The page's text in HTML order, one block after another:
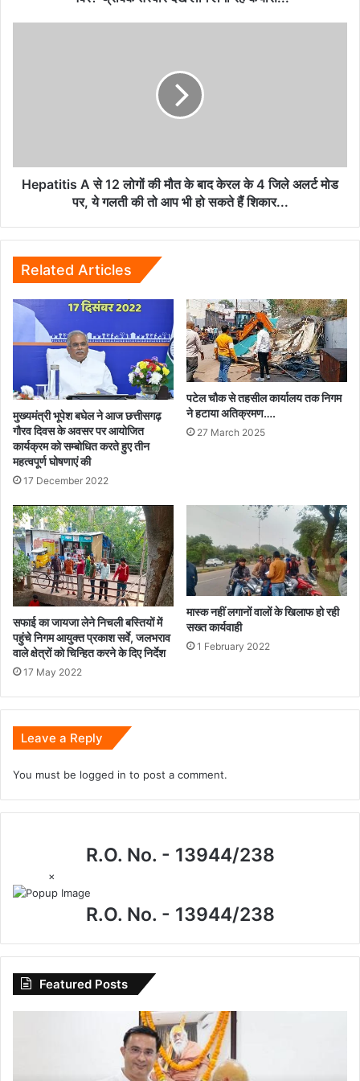
बाद
केरल
मोड
पर,
ये
गलती
भी
हो
सकते
हैं
शिकार...
Hepatitis A से 12 लोगों की मौत के बाद केरल के 4 जिले अलर्ट मोड
पर, ये गलती की तो आप भी हो सकते हैं शिकार...
Related Articles
मुख्यमंत्री भूपेश बघेल ने आज छत्तीसगढ़
गौरव दिवस के अवसर पर आयोजित
कार्यक्रम को सम्बोधित करते हुए तीन
महत्वपूर्ण घोषणाएं की
17 December 2022
पटेल चौक से तहसील कार्यालय तक निगम
ने हटाया अतिक्रमण….
27 March 2025
सफाई का जायजा लेने निचली बस्तियों में
पहुंचे निगम आयुक्त प्रकाश सर्वे, जलभराव
वाले क्षेत्रों को चिन्हित करने के दिए निर्देश
17 May 2022
मास्क नहीं लगानों वालों के खिलाफ हो रही
सख्त कार्यवाही
1 February 2022
Leave a Reply
You must be logged in to post a comment.
R.O. No. - 13944/238
×
R.O. No. - 13944/238
Featured Posts